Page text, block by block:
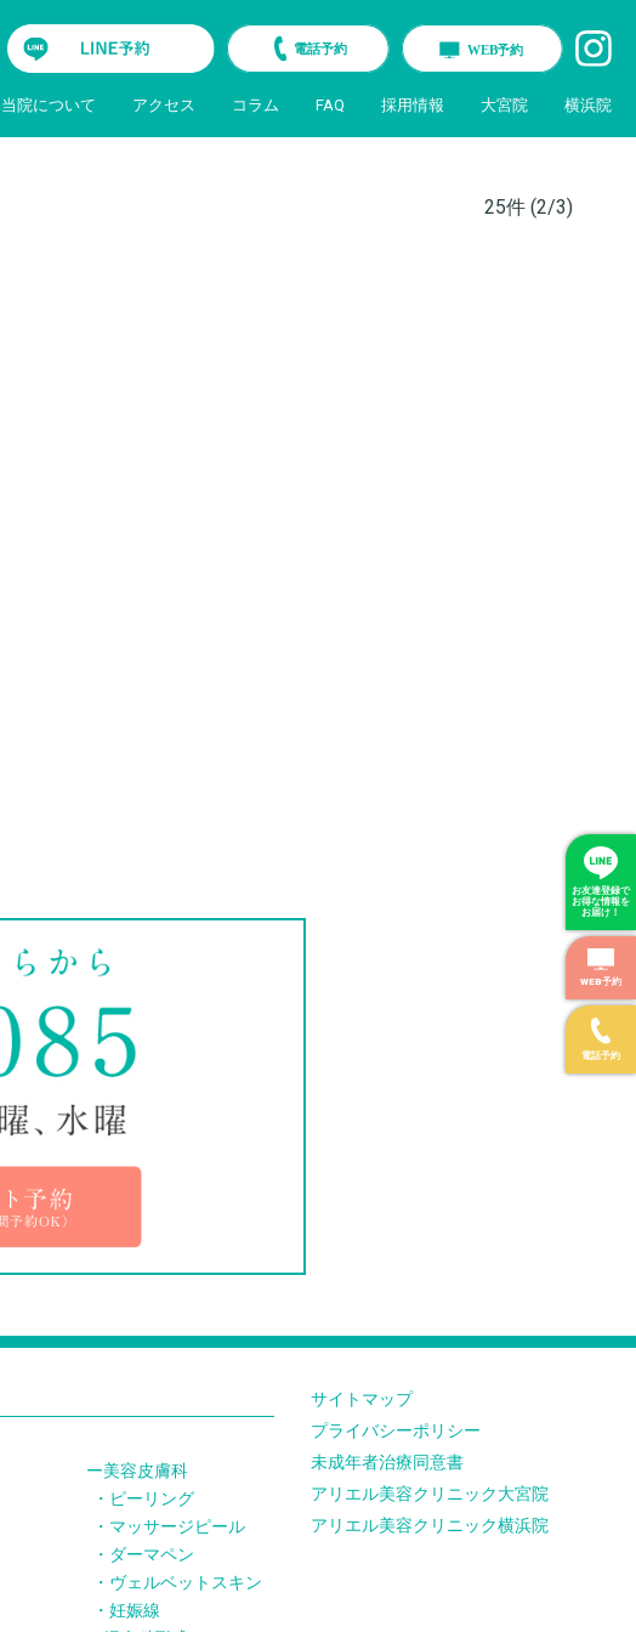
当院について アクセス コラム FAQ 採用情報 大宮院 横浜院
25件 (2/3)
美容皮膚科
ピーリング
マッサージピール
ダーマペン
ヴェルベットスキン
妊娠線
サイトマップ
プライバシーポリシー
未成年者治療同意書
アリエル美容クリニック大宮院
アリエル美容クリニック横浜院
お友達登録で
お得な情報を
お届け！
WEB予約
電話予約